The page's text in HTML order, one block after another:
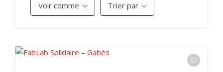
Voir comme Trier par